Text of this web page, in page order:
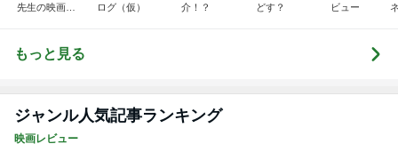
先生の映画講
ログ（仮）
介！？
どす？
ビュー
もっと見る
ジャンル人気記事ランキング
映画レビュー